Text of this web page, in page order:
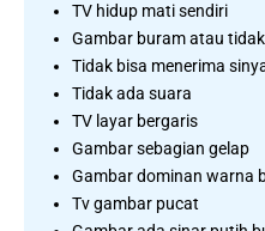
TV hidup mati sendiri
Gambar buram atau
Tidak bisa menerima
Tidak ada suara
TV layar bergaris
Gambar sebagian gelap
Gambar dominan warna
Tv gambar pucat